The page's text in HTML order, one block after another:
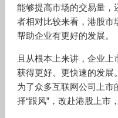
能够提高市场的交易量，
者相对比较来看，港股市
帮助企业有更好的发展。
且从根本上来讲，企业上
获得更好、更快速的发展
为了众多互联网公司上
择“跟风”，改赴港股上市